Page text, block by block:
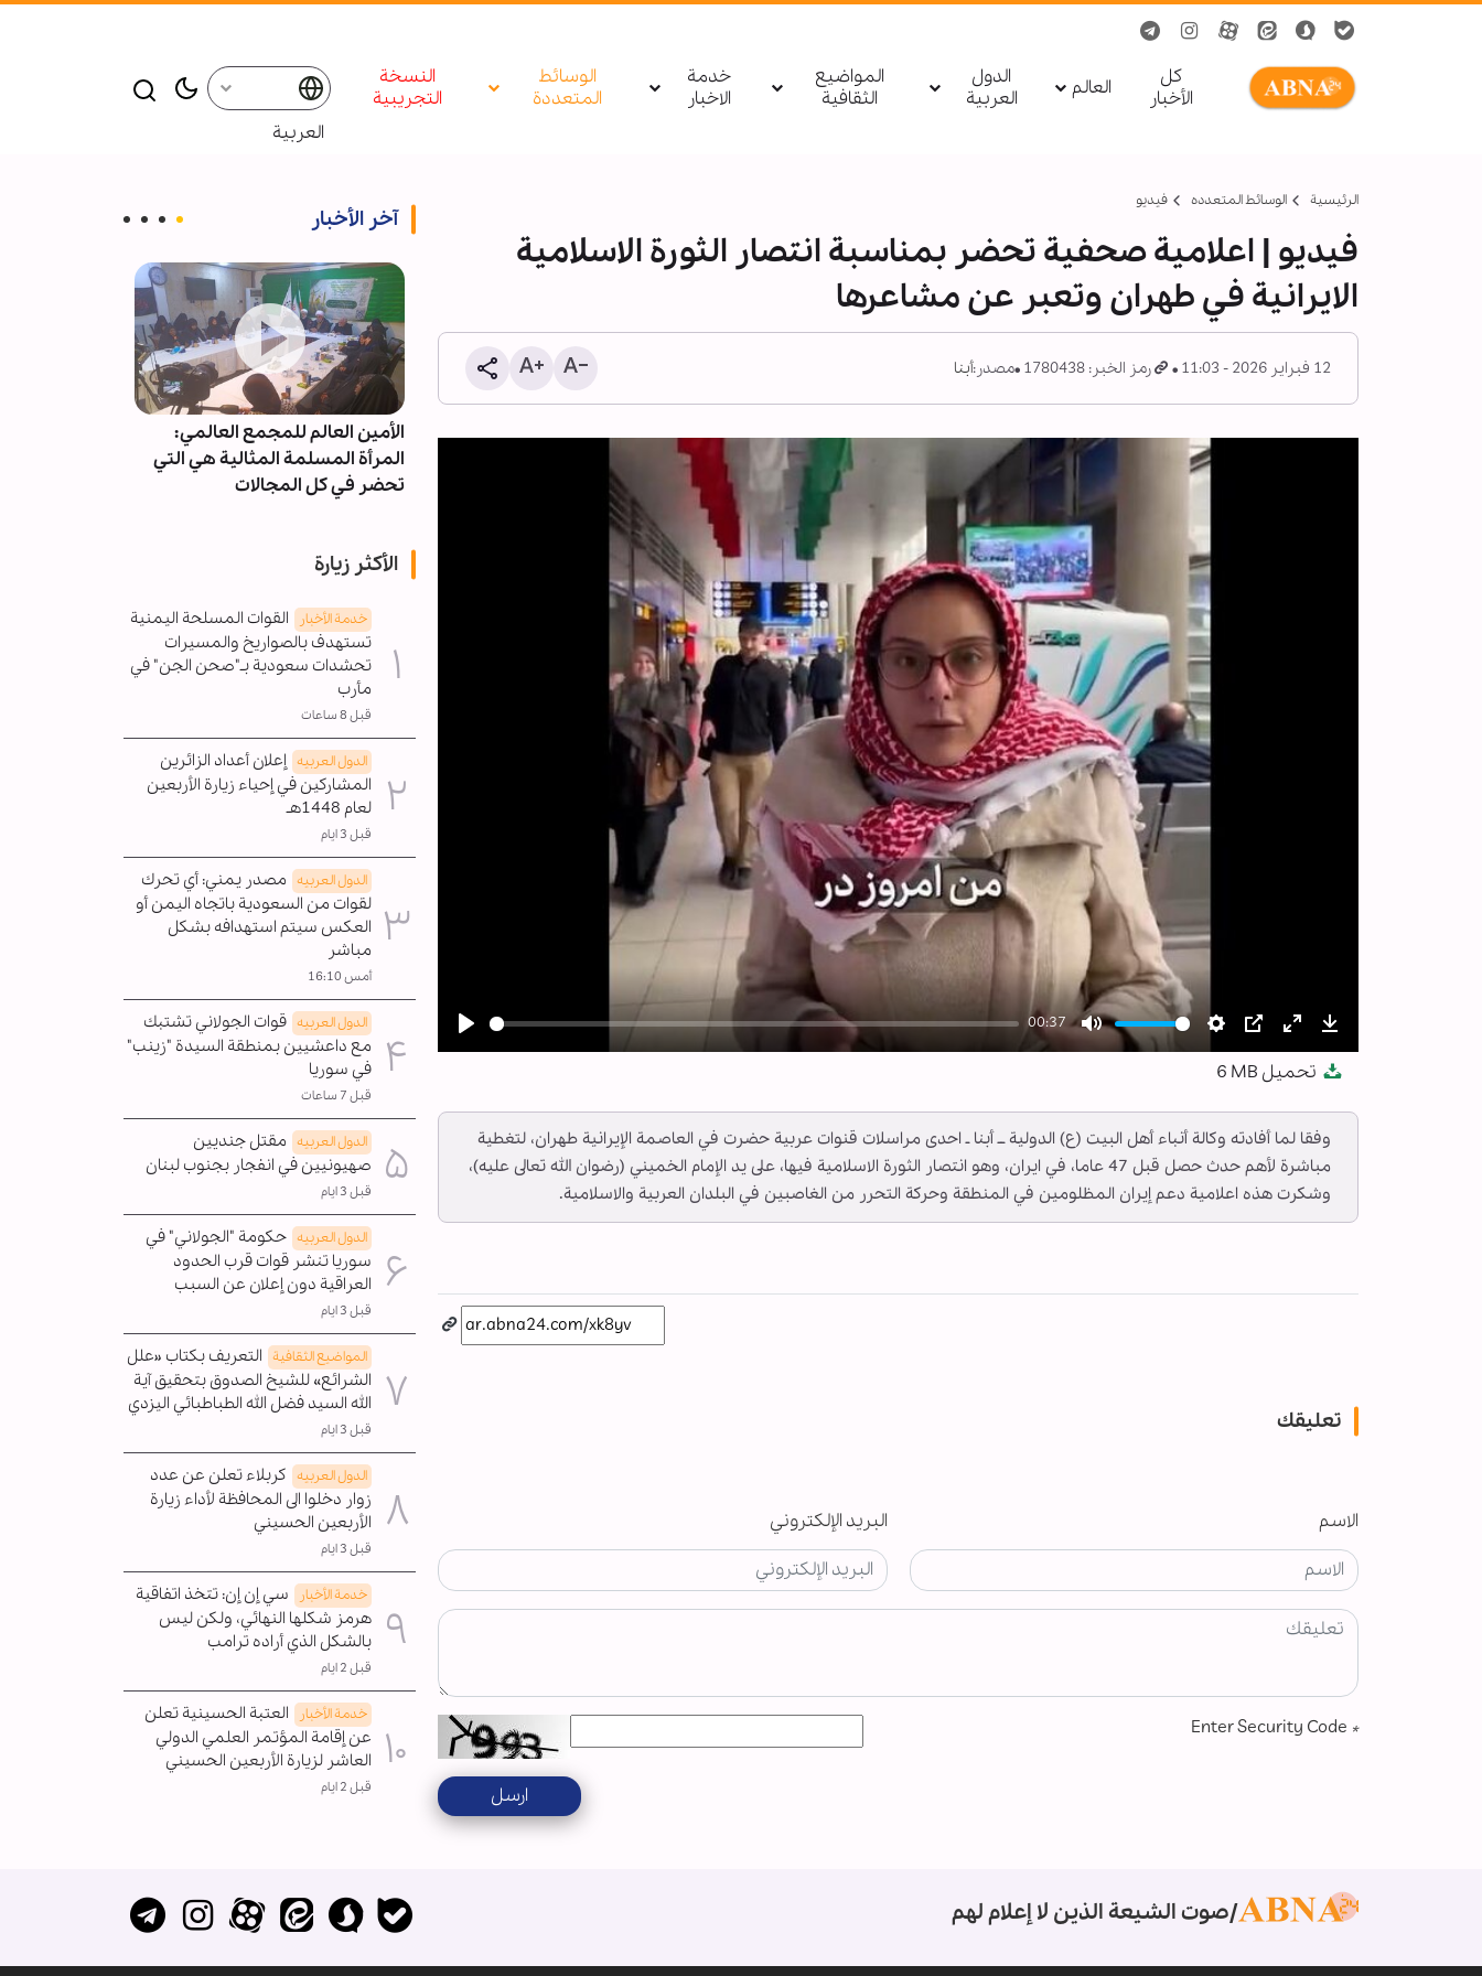
کل
الأخبار
العالم
الدول
العربیة
المواضيع
الثقافية
خدمة
الاخبار
الوسائط
المتعددة
النسخة
التجريبية
العربية
الرئيسية الوسائط المتعدده فیدیو
فيديو | اعلامية صحفية تحضر بمناسبة انتصار الثورة الاسلامية
الايرانية في طهران وتعبر عن مشاعرها
12 فبراير 2026 - 11:03 رمز الخبر: 1780438 مصدر:أبنا
Play
00:37
Mute Settings
PIP Enter
fullscreen
Download
تحميل 6 MB
وفقا لما أفادته وكالة أنباء أهل البيت (ع) الدولية ــ أبنا ـ احدى مراسلات قنوات عربية حضرت في العاصمة الإيرانية طهران، لتغطية
مباشرة لأهم حدث حصل قبل 47 عاما، في ايران، وهو انتصار الثورة الاسلامية فيها، على يد الإمام الخميني (رضوان الله تعالى عليه)،
وشكرت هذه اعلامية دعم إيران المظلومين في المنطقة وحركة التحرر من الغاصبين في البلدان العربية والاسلامية.
تعليقك
الاسم البريد الإلكتروني
*
ارسل
آخر الأخبار
تقرير مصور/ إنشاء حزام أخضر
في كربلاء
الأمين العالم للمجمع العالمي:
المرأة المسلمة المثالية هي التي
تحضر في كل المجالات
الأكثر زيارة
خدمة الأخبار
القوات المسلحة اليمنية
تستهدف بالصواريخ والمسيرات
تحشدات سعودية بـ"صحن الجن" في
مأرب
قبل 8 ساعات
الدول العربیه إعلان أعداد الزائرين
المشاركين في إحياء زيارة الأربعين
لعام 1448هـ
قبل 3 ايام
الدول العربیه مصدر يمني: أي تحرك
لقوات من السعودية باتجاه اليمن أو
العكس سيتم استهدافه بشكل
مباشر
أمس 16:10
الدول العربیه قوات الجولاني تشتبك
مع داعشيين بمنطقة السيدة "زينب"
في سوريا
قبل 7 ساعات
الدول العربیه مقتل جنديين
صهيونيين في انفجار بجنوب لبنان
قبل 3 ايام
الدول العربیه حكومة "الجولاني" في
سوريا تنشر قوات قرب الحدود
العراقية دون إعلان عن السبب
قبل 3 ايام
المواضیع الثقافية التعريف بكتاب «علل
الشرائع» للشيخ الصدوق بتحقيق آية
الله السيد فضل الله الطباطبائي اليزدي
قبل 3 ايام
الدول العربیه كربلاء تعلن عن عدد
زوار دخلوا الى المحافظة لأداء زيارة
الأربعين الحسيني
قبل 3 ايام
خدمة الأخبار
سي إن إن: تتخذ اتفاقية
هرمز شكلها النهائي، ولكن ليس
بالشكل الذي أراده ترامب
قبل 2 ايام
خدمة الأخبار
العتبة الحسينية تعلن
عن إقامة المؤتمر العلمي الدولي
العاشر لزيارة الأربعين الحسيني
قبل 2 ايام
صوت الشيعة الذين لا إعلام لهم